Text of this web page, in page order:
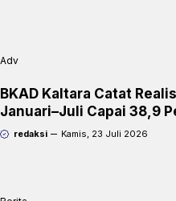
Adv
BKAD Kaltara Catat
Januari–Juli Capai 38,9
redaksi Kamis, 23 Juli 2026